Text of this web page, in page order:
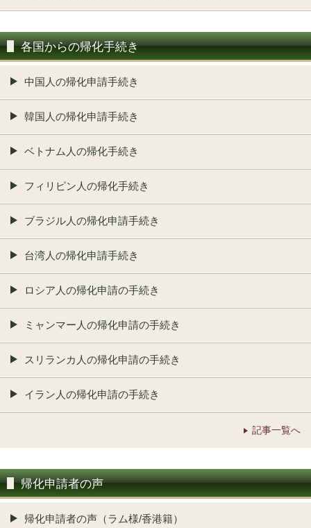
各国からの帰化手続き
中国人の帰化申請手続き
韓国人の帰化申請手続き
ベトナム人の帰化手続き
フィリピン人の帰化手続き
ブラジル人の帰化申請手続き
台湾人の帰化申請手続き
ロシア人の帰化申請の手続き
ミャンマー人の帰化申請の手続き
スリランカ人の帰化申請の手続き
イラン人の帰化申請の手続き
記事一覧へ
帰化申請者の声
帰化申請者の声（ラム様/香港籍）